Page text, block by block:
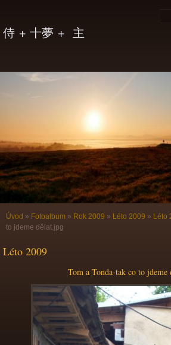
侍 + 十夢 + 主
Úvod » Fotoalbum » Rok 2009 » Léto 2009 » Léto
to jdeme dělat.jpg
Léto 2009
Tom a Tonda-tak co to jdeme